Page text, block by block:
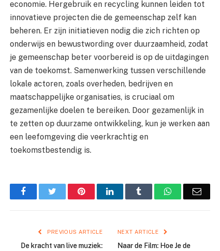
economie. Hergebruik en recycling kunnen leiden tot
innovatieve projecten die de gemeenschap zelf kan
beheren. Er zijn initiatieven nodig die zich richten op
onderwijs en bewustwording over duurzaamheid, zodat
je gemeenschap beter voorbereid is op de uitdagingen
van de toekomst. Samenwerking tussen verschillende
lokale actoren, zoals overheden, bedrijven en
maatschappelijke organisaties, is cruciaal om
gezamenlijke doelen te bereiken. Door gezamenlijk in
te zetten op duurzame ontwikkeling, kun je werken aan
een leefomgeving die veerkrachtig en
toekomstbestendig is.
FacebookTwitter PinterestLinkedIn Tumblr WhatsApp
PREVIOUS ARTICLE
De kracht van live muziek:
NEXT ARTICLE
Naar de Film: Hoe Je de